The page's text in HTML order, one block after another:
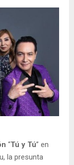
“Tú y Tú” en
la presunta